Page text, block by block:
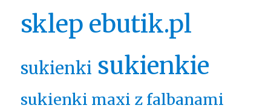
sklep ebutik.pl
sukienki sukienkie
sukienki maxi z falbanami